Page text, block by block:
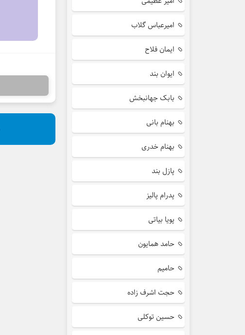
امیرعباس گلاب
ایمان فلاح
ایوان بند
بابک جهانبخش
بهنام بانی
بهنام خدری
پازل بند
پدرام پالیز
پویا بیاتی
حامد همایون
حامیم
حجت اشرف زاده
حسین توکلی